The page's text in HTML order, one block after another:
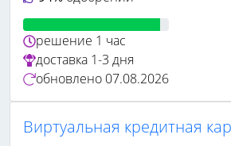
решение 1 час
доставка 1-3 дня
обновлено 07.08.2026
Виртуальная кредитная